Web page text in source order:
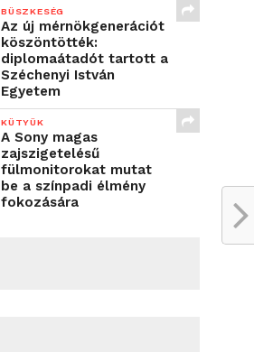
BÜSZKESÉG
Az új mérnökgenerációt
köszöntötték:
diplomaátadót tartott a
Széchenyi István
Egyetem
KÜTYÜK
A Sony magas
zajszigetelésű
fülmonitorokat mutat
be a színpadi élmény
fokozására